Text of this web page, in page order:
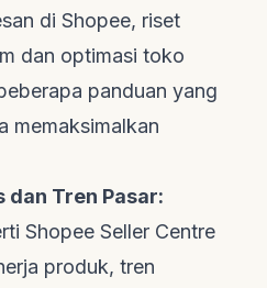
di Shopee, riset
dan optimasi toko
panduan yang
memaksimalkan
dan Tren Pasar:
Shopee Seller Centre
produk, tren